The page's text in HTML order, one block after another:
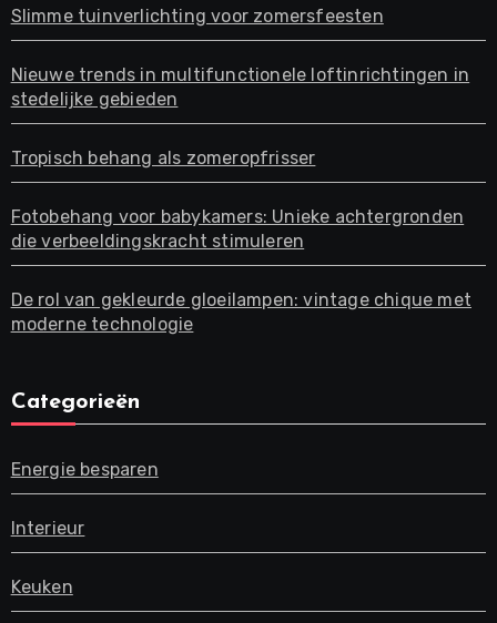
Slimme tuinverlichting voor zomersfeesten
Nieuwe trends in multifunctionele loftinrichtingen in
stedelijke gebieden
Tropisch behang als zomeropfrisser
Fotobehang voor babykamers: Unieke achtergronden
die verbeeldingskracht stimuleren
De rol van gekleurde gloeilampen: vintage chique met
moderne technologie
Categorieën
Energie besparen
Interieur
Keuken